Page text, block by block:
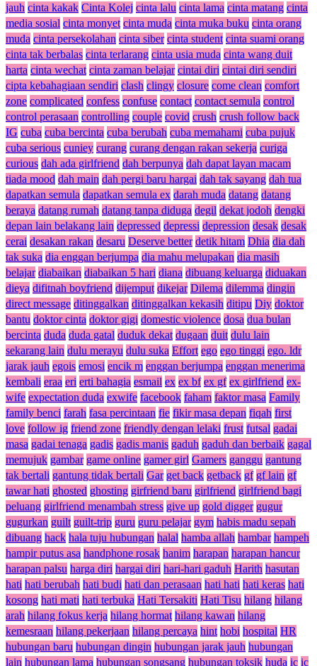
jauh cinta kakak Cinta Kolej cinta lalu cinta lama cinta matang cinta
media sosial cinta monyet cinta muda cinta muka buku cinta orang
muda cinta persekolahan cinta siber cinta student cinta suami orang
cinta tak berbalas cinta terlarang cinta usia muda cinta wang duit
harta cinta wechat cinta zaman belajar cintai diri cintai diri sendiri
cipta kebahagiaan sendiri clash clingy closure come clean comfort
zone complicated confess confuse contact contact semula control
control perasaan controlling couple covid crush crush follow back
IG cuba cuba bercinta cuba berubah cuba memahami cuba pujuk
cuba serious cuniey curang curang dengan rakan sekerja curiga
curious dah ada girlfriend dah berpunya dah dapat layan macam
tiada mood dah main dah pergi baru hargai dah tak sayang dah tua
dapatkan semula dapatkan semula ex darah muda datang datang
beraya datang rumah datang tanpa diduga degil dekat jodoh dengki
depan lain belakang lain depressed depressi depression desak desak
cerai desakan rakan desaru Deserve better detik hitam Dhia dia dah
tak suka dia enggan berjumpa dia mahu melupakan dia masih
belajar diabaikan diabaikan 5 hari diana dibuang keluarga diduakan
dieya difitnah boyfriend dijemput dikejar Dilema dilemma dingin
direct message ditinggalkan ditinggalkan kekasih ditipu Diy doktor
bantu doktor cinta doktor gigi domestic violence dosa dua bulan
bercinta duda duda gatal duduk dekat dugaan duit dulu lain
sekarang lain dulu merayu dulu suka Effort ego ego tinggi ego. ldr
jarak jauh egois emosi encik m enggan berjumpa enggan menerima
kembali eraa eri erti bahagia esmail ex ex bf ex gf ex girlfriend ex-
wife expectation duda exwife facebook faham faktor masa Family
family benci farah fasa percintaan fie fikir masa depan fiqah first
love follow ig friend zone friendly dengan lelaki frust futsal gadai
masa gadai tenaga gadis gadis manis gaduh gaduh dan berbaik gagal
memujuk gambar game online gamer girl Gamers ganggu gantung
tak bertali gantung tidak bertali Gar get back getback gf gf lain gf
tawar hati ghosted ghosting girfriend baru girlfriend girlfriend bagi
peluang girlfriend menambah stress give up gold digger gugur
gugurkan guilt guilt-trip guru guru pelajar gym habis madu sepah
dibuang hack hala tuju hubungan halal hamba allah hambar hampeh
hampir putus asa handphone rosak hanim harapan harapan hancur
harapan palsu harga diri hargai diri hari-hari gaduh Harith hasutan
hati hati berubah hati budi hati dan perasaan hati hati hati keras hati
kosong hati mati hati terbuka Hati Tersakiti Hati Tisu hilang hilang
arah hilang fokus kerja hilang hormat hilang kawan hilang
kemesraan hilang pekerjaan hilang percaya hint hobi hospital HR
hubungan baru hubungan dingin hubungan jarak jauh hubungan
lain hubungan lama hubungan songsang hubungan toksik huda ic ic